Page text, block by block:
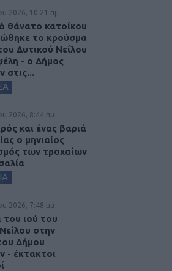
2026, 10:21 πμ
θάνατο κατοίκου
το κρούσμα
Δυτικού Νείλου
- ο Δήμος
στις...
2026, 8:44 πμ
και ένας βαριά
ο μηνιαίος
των τροχαίων
2026, 7:48 μμ
ιού του
στην
Δήμου
- έκτακτοι